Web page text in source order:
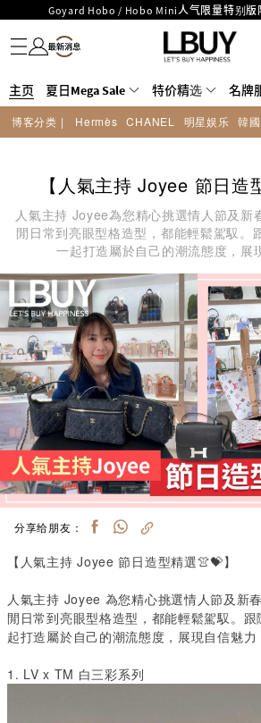
LBuy呈献 - Hermès 及 Chanel 手袋及首饰
LBuy Nintendo Switch / Nintendo Switch 2 正规
426号铺！
MOKO 1楼175号铺旗舰店特设名牌Hermès
购物满HKD500即享免运
LBuy获香港知识产权署颁发2026《正
LBuy MEGA SALE 精选名牌手袋及
名牌服饰
潮流服饰
童装
护肤美妆
香水香薰
个人护理
母婴护理
游戏及精品玩具
文仪用品
家居生活
电子产品
美食
医药保健
运动与户外用品
主页 夏日Mega Sale 特价精选 名牌
博客分类 | Hermès CHANEL 明星娱乐 韓
【人氣主持 Joyee 節日造
人氣主持 Joyee為您精心挑選情人節及新
閒日常到亮眼型格造型，都能輕鬆駕馭。
一起打造屬於自己的潮流態度，展
分享给朋友：
【人氣主持 Joyee節日造型精選👚💝】
人氣主持 Joyee 為您精心挑選情人節及新
閒日常到亮眼型格造型，都能輕鬆駕馭。
起打造屬於自己的潮流態度，展現自信魅力
1. LV x TM 白三彩系列